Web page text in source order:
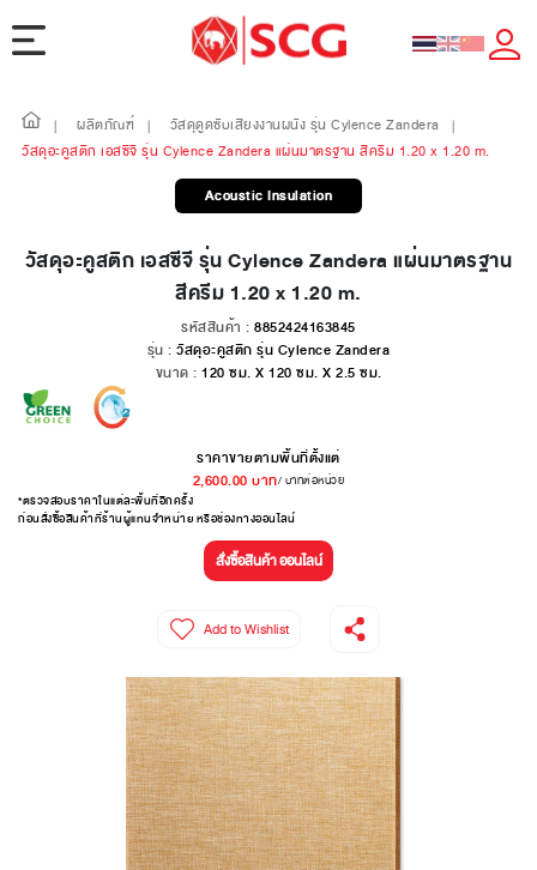
| ผลิตภัณฑ์ | วัสดุดูดซับเสียงงานผนัง รุ่น Cylence Zandera
|
วัสดุอะคูสติก เอสซีจี รุ่น Cylence Zandera แผ่นมาตรฐาน สีครีม 1.20 x 1.20 m.
Acoustic Insulation
วัสดุอะคูสติก เอสซีจี รุ่น Cylence Zandera แผ่นมาตรฐาน
สีครีม 1.20 x 1.20 m.
รหัสสินค้า : 8852424163845
รุ่น : วัสดุอะคูสติก รุ่น Cylence Zandera
ขนาด : 120 ซม. X 120 ซม. X 2.5 ซม.
ราคาขายตามพื้นที่ตั้งแต่
2,600.00 บาท/ บาทต่อหน่วย
*ตรวจสอบราคาในแต่ละพื้นที่อีกครั้ง
ก่อนสั่งซื้อสินค้าที่ร้านผู้แทนจำหน่าย หรือช่องทางออนไลน์
สั่งซื้อสินค้า ออนไลน์
Add to Wishlist